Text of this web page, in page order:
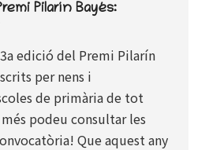
Pilarín Bayés:
edició del Premi Pilarín
per nens i
de primària de tot
podeu consultar les
Que aquest any